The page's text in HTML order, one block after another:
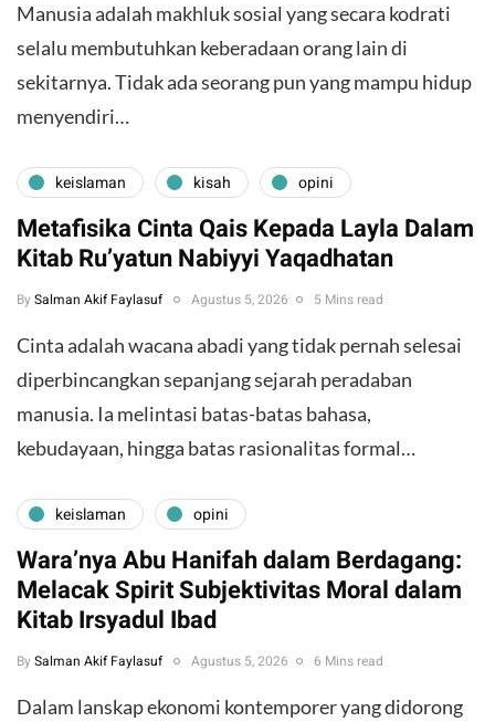
Manusia adalah makhluk sosial yang secara kodrati
selalu membutuhkan keberadaan orang lain di
sekitarnya. Tidak ada seorang pun yang mampu hidup
menyendiri…
keislaman kisah opini
Metafisika Cinta Qais Kepada Layla Dalam
Kitab Ru’yatun Nabiyyi Yaqadhatan
By Salman Akif Faylasuf Agustus 5, 2026 5 Mins read
Cinta adalah wacana abadi yang tidak pernah selesai
diperbincangkan sepanjang sejarah peradaban
manusia. Ia melintasi batas-batas bahasa,
kebudayaan, hingga batas rasionalitas formal…
keislaman opini
Wara’nya Abu Hanifah dalam Berdagang:
Melacak Spirit Subjektivitas Moral dalam
Kitab Irsyadul Ibad
By Salman Akif Faylasuf Agustus 5, 2026 6 Mins read
Dalam lanskap ekonomi kontemporer yang didorong